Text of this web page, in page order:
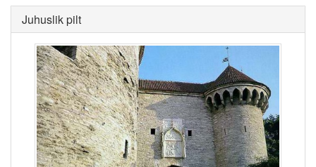
Juhuslik pilt